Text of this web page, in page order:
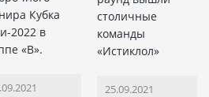
Кубка
2022 в
«В».
столичные
команды
«Истиклол»
25.09.2021